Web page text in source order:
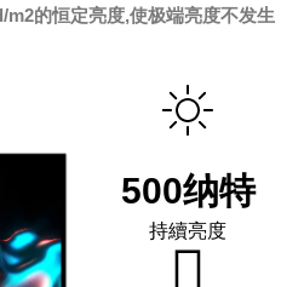
的恒定亮度,使极端亮度不发生
500纳特
持續亮度